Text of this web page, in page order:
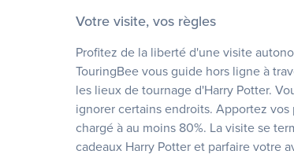
Votre visite, vos règles
Profitez de la liberté d'une visite
TouringBee vous guide hors ligne à
les lieux de tournage d'Harry Potter.
ignorer certains endroits. Apportez
chargé à au moins 80%. La visite se
cadeaux Harry Potter et parfaire votre